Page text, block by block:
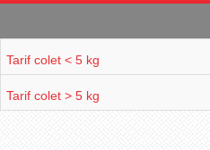
Tarif colet < 5 kg
Tarif colet > 5 kg